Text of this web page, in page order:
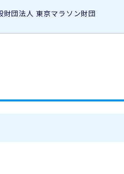
財団法人 東京マラソン財団